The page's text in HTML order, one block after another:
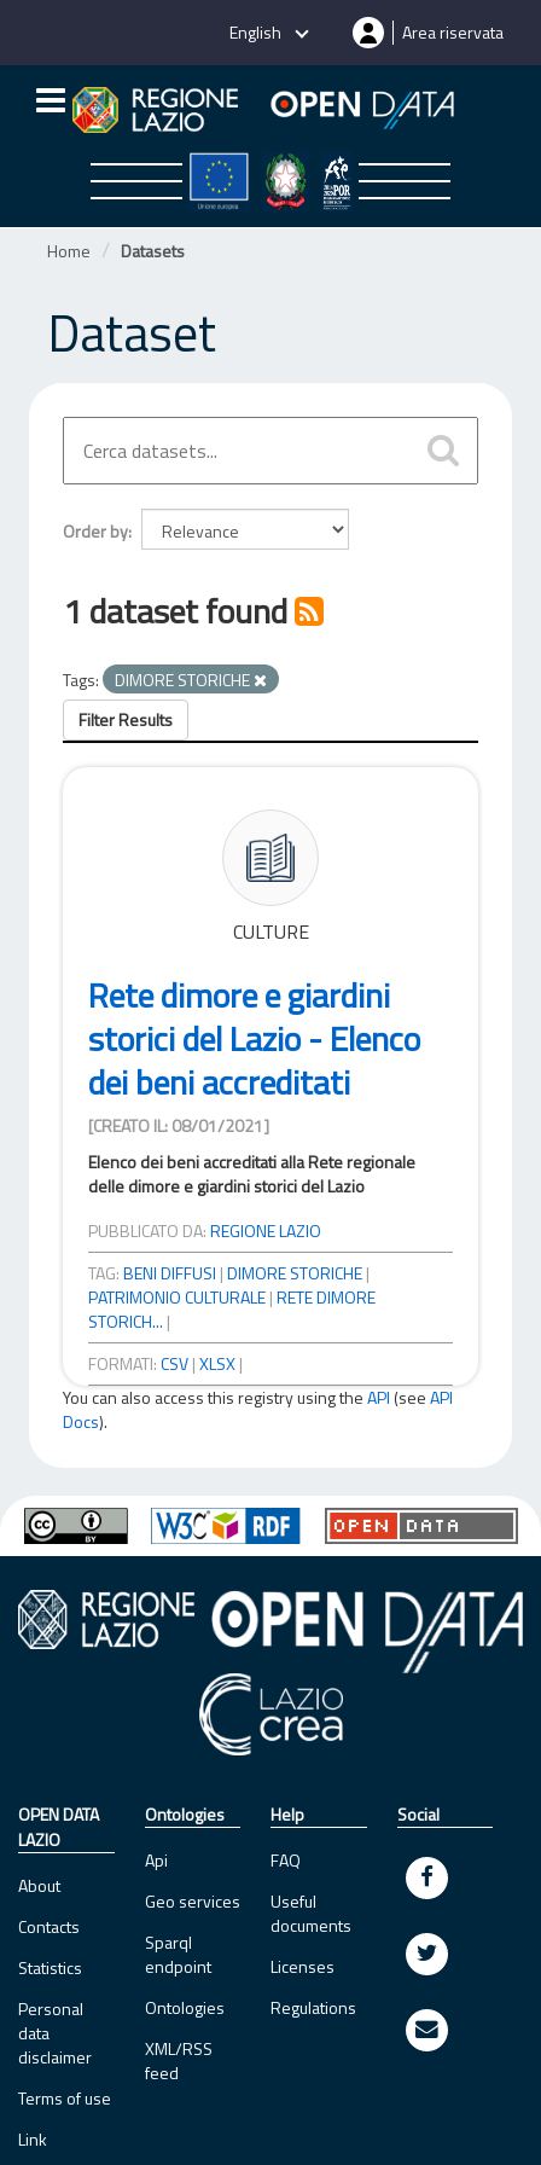
English Area riservata
Home Datasets
Dataset
Order by
1 dataset found
Tags:
DIMORE STORICHE
Filter Results
CULTURE
Rete dimore e giardini
storici del Lazio - Elenco
dei beni accreditati
[CREATO IL: 08/01/2021]
Elenco dei beni accreditati alla Rete regionale
delle dimore e giardini storici del Lazio
PUBBLICATO DA:REGIONE LAZIO
TAG:BENI DIFFUSI |DIMORE STORICHE|
PATRIMONIO CULTURALE|RETE DIMORE
STORICH... |
FORMATI:CSV|XLSX|
You can also access this registry using theAPI (seeAPI
Docs).
OPEN DATA
LAZIO
About
Contacts
Statistics
Personal
data
disclaimer
Terms of use
Link
Ontologies
Api
Geo services
Sparql
endpoint
Ontologies
XML/RSS
feed
Help
FAQ
Useful
documents
Licenses
Regulations
Social